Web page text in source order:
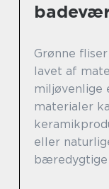
Grønne
lavet af
miljøvenlige
materialer
eller
bæredygtige